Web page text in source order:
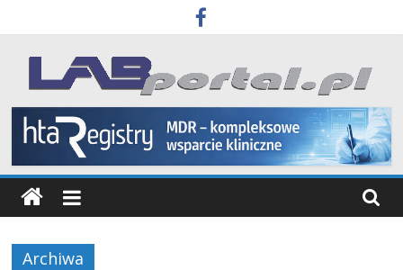
to
content
Labportal
Laboratoria
Aparatura
Badania
Archiwa